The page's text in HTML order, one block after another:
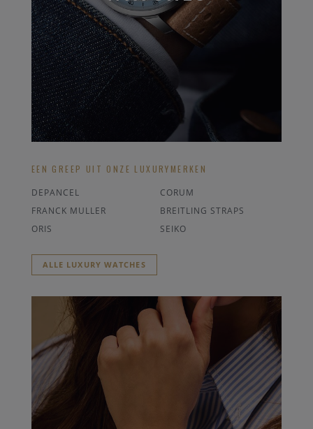
EEN GREEP UIT ONZE LUXURYMERKEN
DEPANCEL
CORUM
FRANCK MULLER
BREITLING STRAPS
ORIS
SEIKO
ALLE LUXURY WATCHES